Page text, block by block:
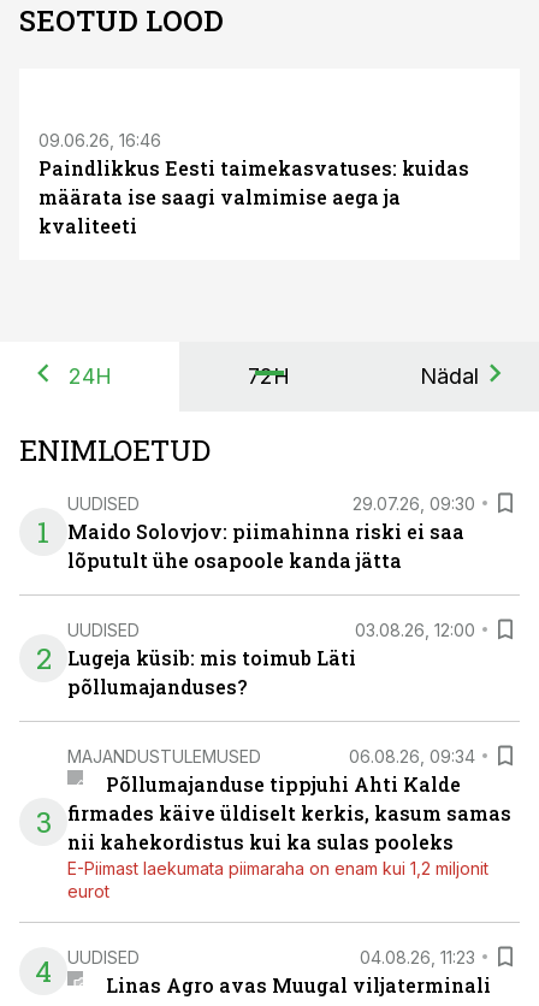
SEOTUD LOOD
09.06.26, 16:46
Paindlikkus Eesti taimekasvatuses: kuidas
määrata ise saagi valmimise aega ja
kvaliteeti
24H 72H Nädal
ENIMLOETUD
1
UUDISED 29.07.26, 09:30
Maido Solovjov: piimahinna riski ei saa
lõputult ühe osapoole kanda jätta
2
UUDISED 03.08.26, 12:00
Lugeja küsib: mis toimub Läti
põllumajanduses?
3
MAJANDUSTULEMUSED 06.08.26, 09:34
Põllumajanduse tippjuhi Ahti Kalde
firmades käive üldiselt kerkis, kasum samas
nii kahekordistus kui ka sulas pooleks
E-Piimast laekumata piimaraha on enam kui 1,2 miljonit
eurot
4 UUDISED 04.08.26, 11:23
Linas Agro avas Muugal viljaterminali